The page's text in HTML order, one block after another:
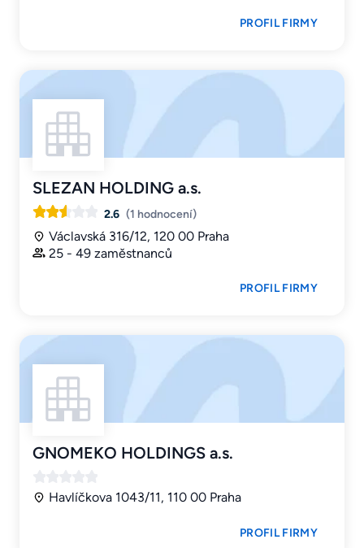
PROFIL FIRMY
SLEZAN HOLDING a.s.
2.6 (1 hodnocení)
Václavská 316/12, 120 00 Praha
25 - 49 zaměstnanců
PROFIL FIRMY
GNOMEKO HOLDINGS a.s.
Havlíčkova 1043/11, 110 00 Praha
PROFIL FIRMY